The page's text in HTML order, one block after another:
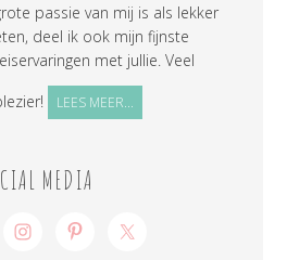
passie van mij is als lekker
deel ik ook mijn fijnste
met jullie. Veel
LEES MEER...
MEDIA